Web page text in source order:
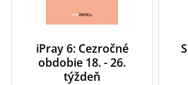
iPray 6: Cezročné
obdobie 18. - 26.
týždeň